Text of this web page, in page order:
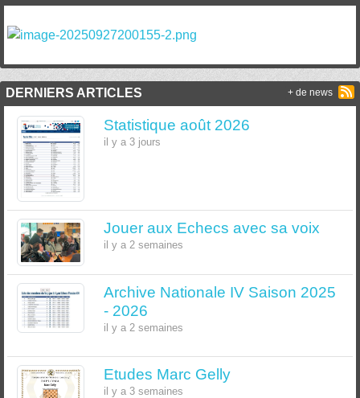
DERNIERS ARTICLES
Statistique août 2026
il y a 3 jours
Jouer aux Echecs avec sa voix
il y a 2 semaines
Archive Nationale IV Saison 2025
- 2026
il y a 2 semaines
Etudes Marc Gelly
il y a 3 semaines
+ de news